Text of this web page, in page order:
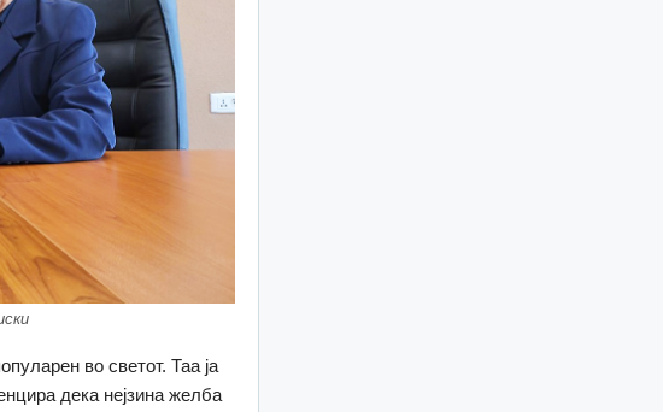
во светот. Таа ја
дека нејзина желба